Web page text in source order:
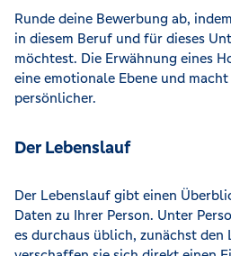
Runde deine Bewerbung ab,
in diesem Beruf und für dieses
möchtest. Die Erwähnung eines
eine emotionale Ebene und
persönlicher.
Der Lebenslauf
Der Lebenslauf gibt einen
Daten zu Ihrer Person. Unter
es durchaus üblich, zunächst den